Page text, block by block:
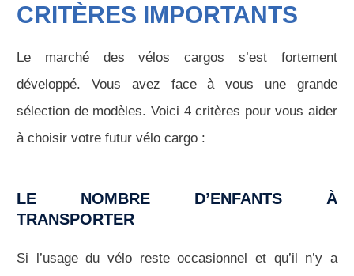
CRITÈRES IMPORTANTS
Le marché des vélos cargos s’est fortement
développé. Vous avez face à vous une grande
sélection de modèles. Voici 4 critères pour vous aider
à choisir votre futur vélo cargo :
LE NOMBRE D’ENFANTS À
TRANSPORTER
Si l’usage du vélo reste occasionnel et qu’il n’y a